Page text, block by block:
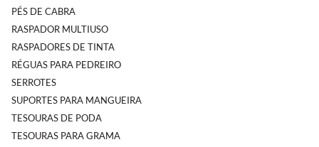
PÉS DE CABRA
RASPADOR MULTIUSO
RASPADORES DE TINTA
RÉGUAS PARA PEDREIRO
SERROTES
SUPORTES PARA MANGUEIRA
TESOURAS DE PODA
TESOURAS PARA GRAMA